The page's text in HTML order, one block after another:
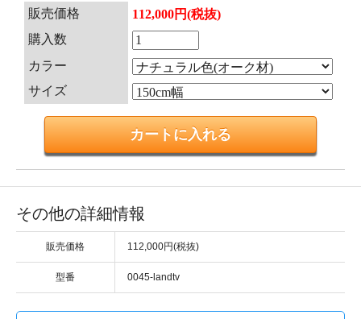
販売価格
112,000円(税抜)
購入数
カラー
サイズ
その他の詳細情報
販売価格 112,000円(税抜)
型番 0045-landtv